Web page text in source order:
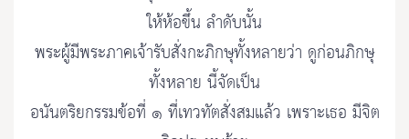
ให้ห้อขึ้น ลำดับนั้น
พระผู้มีพระภาคเจ้ารับสั่งกะภิกษุทั้งหลายว่า ดูก่อนภิกษุ
ทั้งหลาย นี้จัดเป็น
อนันตริยกรรมข้อที่ ๑ ที่เทวทัตสั่งสมแล้ว เพราะเธอ มีจิต